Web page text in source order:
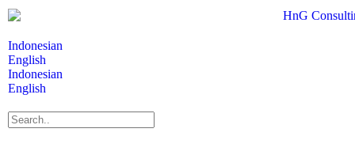
Indonesian
English
Indonesian
English